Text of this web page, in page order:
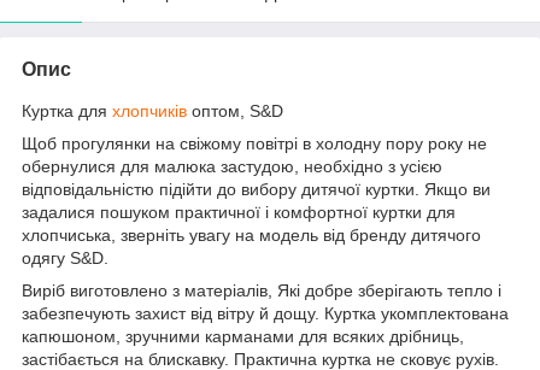
Опис
Куртка для хлопчиків оптом, S&D
Щоб прогулянки на свіжому повітрі в холодну пору року не
обернулися для малюка застудою, необхідно з усією
відповідальністю підійти до вибору дитячої куртки. Якщо ви
задалися пошуком практичної і комфортної куртки для
хлопчиська, зверніть увагу на модель від бренду дитячого
одягу S&D.
Виріб виготовлено з матеріалів, Які добре зберігають тепло і
забезпечують захист від вітру й дощу. Куртка укомплектована
капюшоном, зручними карманами для всяких дрібниць,
застібається на блискавку. Практична куртка не сковує рухів.